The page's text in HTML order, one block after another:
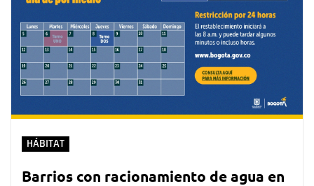
HÁBITAT
Barrios con racionamiento de agua en